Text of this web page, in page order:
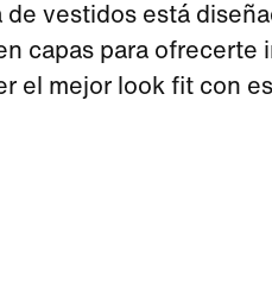
vestidos está
capas para ofrecerte
el mejor look fit con